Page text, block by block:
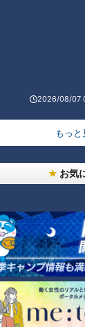
2026/08/07
もっと
お気
想」という多く
は僕なんで、は